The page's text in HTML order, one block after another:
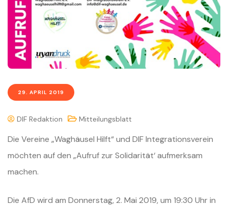
29. APRIL 2019
DIF Redaktion Mitteilungsblatt
Die Vereine „Waghäusel Hilft“ und DIF Integrationsverein
möchten auf den „Aufruf zur Solidarität‘ aufmerksam
machen.
Die AfD wird am Donnerstag, 2. Mai 2019, um 19:30 Uhr in